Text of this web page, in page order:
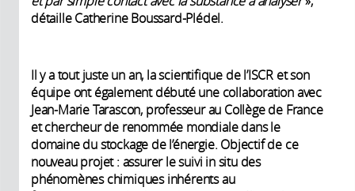
détaille Catherine Boussard-Plédel.
Il y a tout juste un an, la scientifique de l’ISCR et son
équipe ont également débuté une collaboration avec
Jean-Marie Tarascon, professeur au Collège de France
et chercheur de renommée mondiale dans le
domaine du stockage de l’énergie. Objectif de ce
nouveau projet : assurer le suivi in situ des
phénomènes chimiques inhérents au